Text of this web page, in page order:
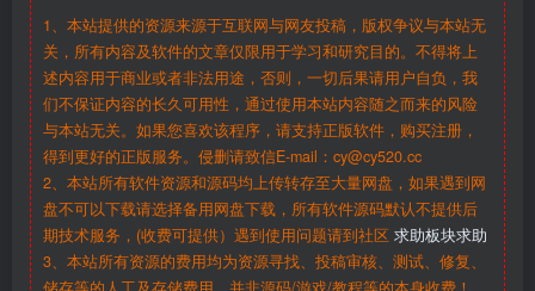
1、本站提供的资源来源于互联网与网友投稿，版权争议与本站无
关，所有内容及软件的文章仅限用于学习和研究目的。不得将上
述内容用于商业或者非法用途，否则，一切后果请用户自负，我
们不保证内容的长久可用性，通过使用本站内容随之而来的风险
与本站无关。如果您喜欢该程序，请支持正版软件，购买注册，
得到更好的正版服务。侵删请致信E-mail：cy@cy520.cc
2、本站所有软件资源和源码均上传转存至大量网盘，如果遇到网
盘不可以下载请选择备用网盘下载，所有软件源码默认不提供后
期技术服务，(收费可提供）遇到使用问题请到社区 求助板块求助
3、本站所有资源的费用均为资源寻找、投稿审核、测试、修复、